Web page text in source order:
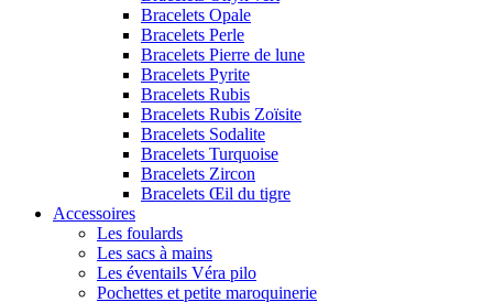
Bracelets Opale
Bracelets Perle
Bracelets Pierre de lune
Bracelets Pyrite
Bracelets Rubis
Bracelets Rubis Zoïsite
Bracelets Sodalite
Bracelets Turquoise
Bracelets Zircon
Bracelets Œil du tigre
Accessoires
Les foulards
Les sacs à mains
Les éventails Véra pilo
Pochettes et petite maroquinerie